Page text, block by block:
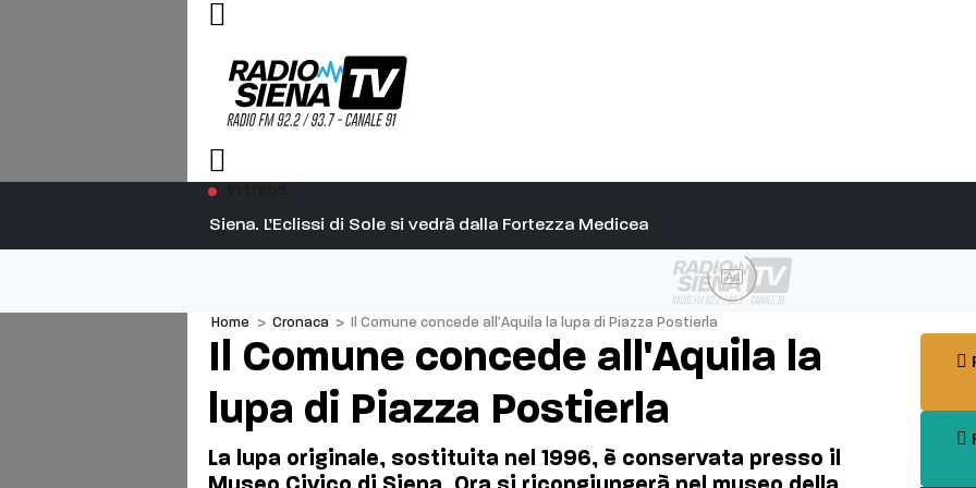
Siena. L’Eclissi di Sole si vedrà dalla Fortezza Medicea
Ad
Home > Cronaca > Il Comune concede all’Aquila la lupa di Piazza Postierla
Il Comune concede all'Aquila la
lupa di Piazza Postierla
La lupa originale, sostituita nel 1996, è conservata presso il